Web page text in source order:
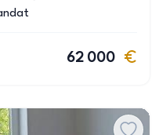
62 000